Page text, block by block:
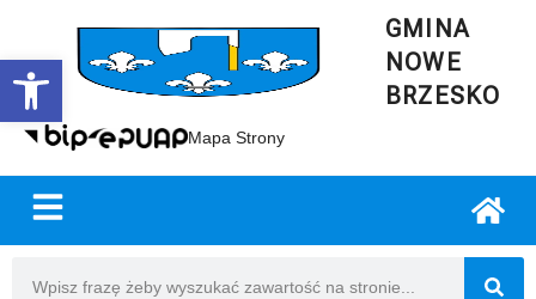
Open toolbar
GMINA
NOWE
BRZESKO
Mapa Strony